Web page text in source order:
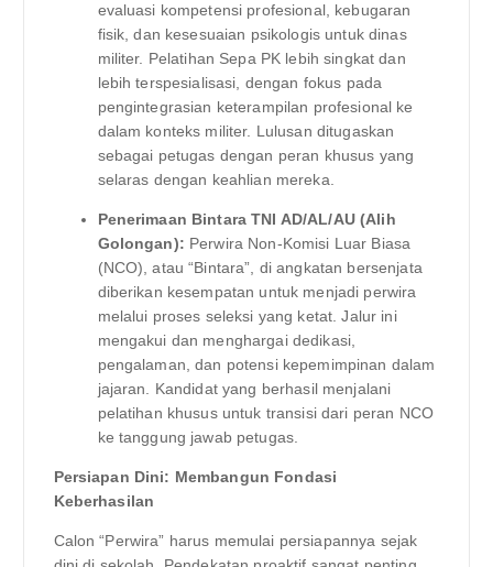
evaluasi kompetensi profesional, kebugaran
fisik, dan kesesuaian psikologis untuk dinas
militer. Pelatihan Sepa PK lebih singkat dan
lebih terspesialisasi, dengan fokus pada
pengintegrasian keterampilan profesional ke
dalam konteks militer. Lulusan ditugaskan
sebagai petugas dengan peran khusus yang
selaras dengan keahlian mereka.
Penerimaan Bintara TNI AD/AL/AU (Alih
Golongan): Perwira Non-Komisi Luar Biasa
(NCO), atau “Bintara”, di angkatan bersenjata
diberikan kesempatan untuk menjadi perwira
melalui proses seleksi yang ketat. Jalur ini
mengakui dan menghargai dedikasi,
pengalaman, dan potensi kepemimpinan dalam
jajaran. Kandidat yang berhasil menjalani
pelatihan khusus untuk transisi dari peran NCO
ke tanggung jawab petugas.
Persiapan Dini: Membangun Fondasi
Keberhasilan
Calon “Perwira” harus memulai persiapannya sejak